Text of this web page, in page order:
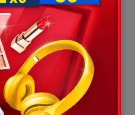
tái mét, tay cầm… một tờ đơn.
bảo… nếu em nhất quyết kiện
ly hôn.”
mặt.
phách?
chính mình?